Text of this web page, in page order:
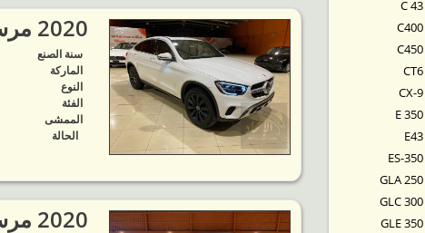
2020 مرسيدس بنز GLC300 كوب..
سنة الصنع
الماركة
النوع
الفئة
الممشى
الحالة
2020 مرسيدس بنز S-Class S 450 الس..